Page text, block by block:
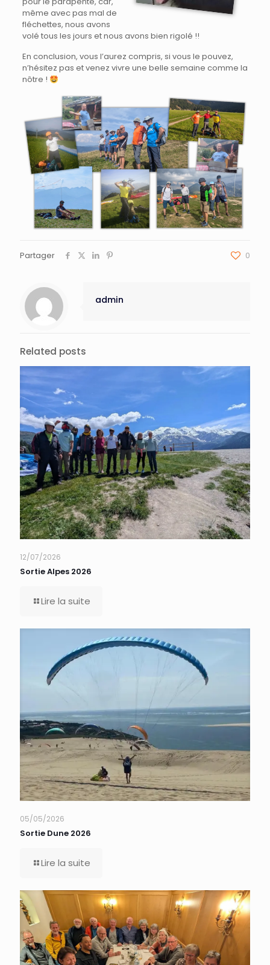
même avec pas mal de
fléchettes, nous avons
volé tous les jours et nous avons bien rigolé !!
En conclusion, vous l’aurez compris, si vous le pouvez,
n’hésitez pas et venez vivre une belle semaine comme la
nôtre !
Partager 0
admin
Related posts
12/07/2026
Sortie Alpes 2026
Lire la suite
05/05/2026
Sortie Dune 2026
Lire la suite